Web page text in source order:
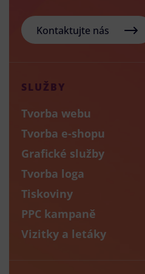
Kontaktujte nás
SLUŽBY
Tvorba webu
Tvorba e-shopu
Grafické služby
Tvorba loga
Tiskoviny
PPC kampaně
Vizitky a letáky